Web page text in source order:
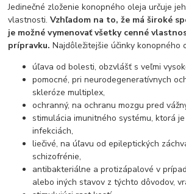
Jedinečné zloženie konopného oleja určuje
vlastnosti.Vzhľadom na to, že má široké
je možné vymenovať všetky cenné
prípravku.Najdôležitejšie účinky konopného
úľava od bolesti, obzvlášť s veľmi
pomocné, pri neurodegeneratívnych
skleróze multiplex,
ochranný, na ochranu mozgu pred
stimulácia imunitného systému, ktorá
infekciách,
liečivé, na úľavu od epileptických
schizofrénie,
antibakteriálne a protizápalové v
alebo iných stavov z týchto dôvodov,